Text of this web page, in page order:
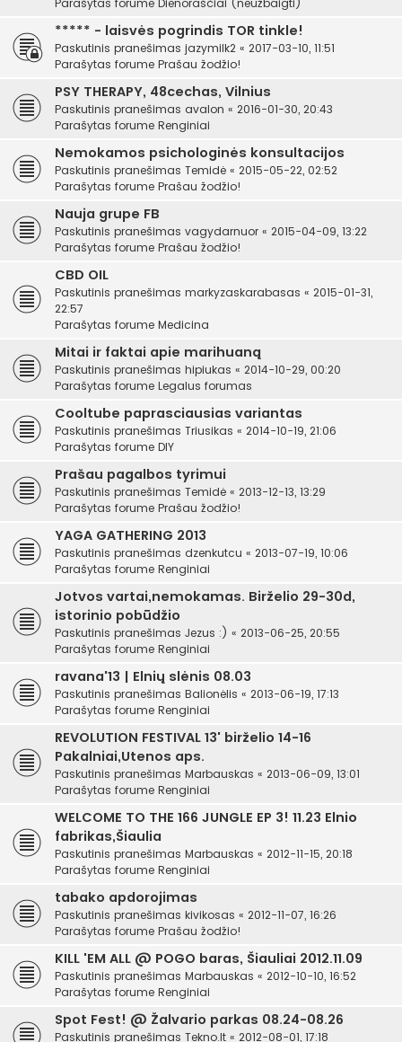
Parašytas forume Dienoraščiai (neužbaigti)
***** - laisvės pogrindis TOR tinkle!
Paskutinis pranešimas jazymilk2 « 2017-03-10, 11:51
Parašytas forume Prašau žodžio!
PSY THERAPY, 48cechas, Vilnius
Paskutinis pranešimas avalon « 2016-01-30, 20:43
Parašytas forume Renginiai
Nemokamos psichologinės konsultacijos
Paskutinis pranešimas Temidė « 2015-05-22, 02:52
Parašytas forume Prašau žodžio!
Nauja grupe FB
Paskutinis pranešimas vagydarnuor « 2015-04-09, 13:22
Parašytas forume Prašau žodžio!
CBD OIL
Paskutinis pranešimas markyzaskarabasas « 2015-01-31,
22:57
Parašytas forume Medicina
Mitai ir faktai apie marihuaną
Paskutinis pranešimas hipiukas « 2014-10-29, 00:20
Parašytas forume Legalus forumas
Cooltube paprasciausias variantas
Paskutinis pranešimas Triusikas « 2014-10-19, 21:06
Parašytas forume DIY
Prašau pagalbos tyrimui
Paskutinis pranešimas Temidė « 2013-12-13, 13:29
Parašytas forume Prašau žodžio!
YAGA GATHERING 2013
Paskutinis pranešimas dzenkutcu « 2013-07-19, 10:06
Parašytas forume Renginiai
Jotvos vartai,nemokamas. Birželio 29-30d,
istorinio pobūdžio
Paskutinis pranešimas Jezus :) « 2013-06-25, 20:55
Parašytas forume Renginiai
ravana'13 | Elnių slėnis 08.03
Paskutinis pranešimas Balionėlis « 2013-06-19, 17:13
Parašytas forume Renginiai
REVOLUTION FESTIVAL 13' birželio 14-16
Pakalniai,Utenos aps.
Paskutinis pranešimas Marbauskas « 2013-06-09, 13:01
Parašytas forume Renginiai
WELCOME TO THE 166 JUNGLE EP 3! 11.23 Elnio
fabrikas,Šiaulia
Paskutinis pranešimas Marbauskas « 2012-11-15, 20:18
Parašytas forume Renginiai
tabako apdorojimas
Paskutinis pranešimas kivikosas « 2012-11-07, 16:26
Parašytas forume Prašau žodžio!
KILL 'EM ALL @ POGO baras, Šiauliai 2012.11.09
Paskutinis pranešimas Marbauskas « 2012-10-10, 16:52
Parašytas forume Renginiai
Spot Fest! @ Žalvario parkas 08.24-08.26
Paskutinis pranešimas Tekno.lt « 2012-08-01, 17:18